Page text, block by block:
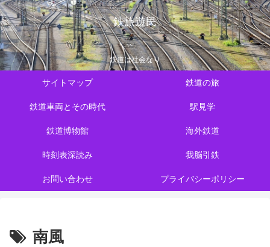
鉄旅遊民
鉄道は社会なり
サイトマップ 鉄道の旅
鉄道車両とその時代 駅見学
鉄道博物館 海外鉄道
時刻表深読み 我脳引鉄
お問い合わせ プライバシーポリシー
南風